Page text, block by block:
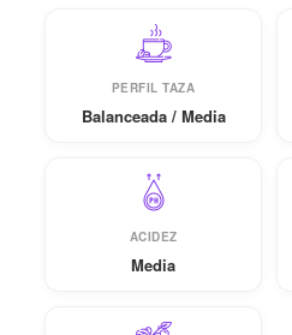
PERFIL TAZA
Balanceada / Media
ACIDEZ
Media